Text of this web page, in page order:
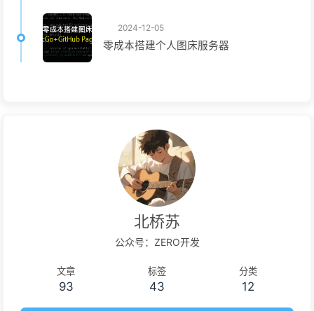
2024-12-05
零成本搭建个人图床服务器
北桥苏
公众号：ZERO开发
文章
93
标签
43
分类
12